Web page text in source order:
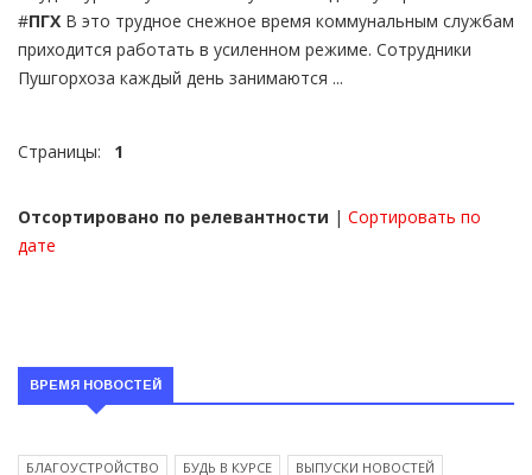
#ПГХ В это трудное снежное время коммунальным службам
приходится работать в усиленном режиме. Сотрудники
Пушгорхоза каждый день занимаются ...
Страницы: 1
Отсортировано по релевантности | Сортировать по
дате
ВРЕМЯ НОВОСТЕЙ
БЛАГОУСТРОЙСТВО БУДЬ В КУРСЕ
ВЫПУСКИ НОВОСТЕЙ